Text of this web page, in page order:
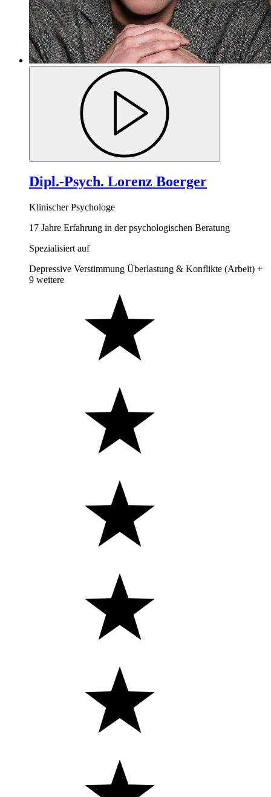
Dipl.-Psych. Lorenz Boerger
Klinischer Psychologe
17 Jahre Erfahrung in der psychologischen Beratung
Spezialisiert auf
Depressive Verstimmung Überlastung & Konflikte (Arbeit) +
9 weitere